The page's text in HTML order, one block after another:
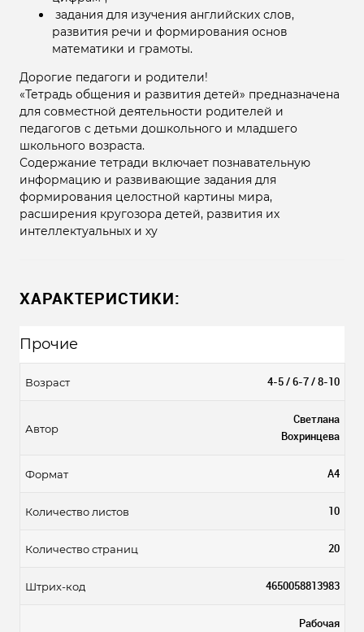
задания для изучения английских слов,
развития речи и формирования основ
математики и грамоты.
Дорогие педагоги и родители!
«Тетрадь общения и развития детей» предназначена
для совместной деятельности родителей и
педагогов с детьми дошкольного и младшего
школьного возраста.
Содержание тетради включает познавательную
информацию и развивающие задания для
формирования целостной картины мира,
расширения кругозора детей, развития их
интеллектуальных и ху
ХАРАКТЕРИСТИКИ:
Прочие
Возраст 4-5 / 6-7 / 8-10
Автор
Светлана
Вохринцева
Формат А4
Количество листов 10
Количество страниц 20
Штрих-код 4650058813983
Рабочая